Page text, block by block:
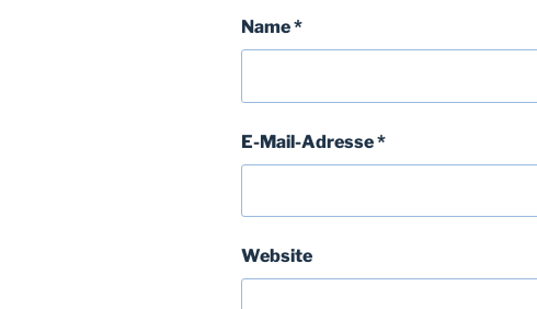
Name*
E-Mail-Adresse*
Website